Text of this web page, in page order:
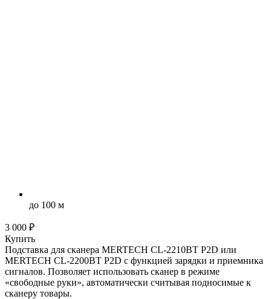
до 100 м
3 000 ₽
Купить
Подставка для сканера MERTECH CL-2210BT P2D или
MERTECH CL-2200BT P2D с функцией зарядки и приемника
сигналов. Позволяет использовать сканер в режиме
«свободные руки», автоматически считывая подносимые к
сканеру товары.